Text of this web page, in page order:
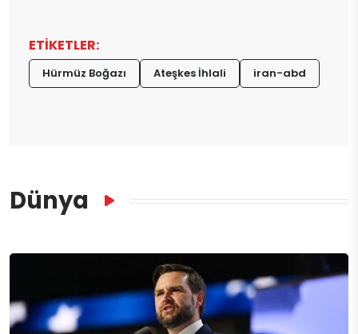
ETİKETLER:
Hürmüz Boğazı Ateşkes İhlali iran-abd
Dünya